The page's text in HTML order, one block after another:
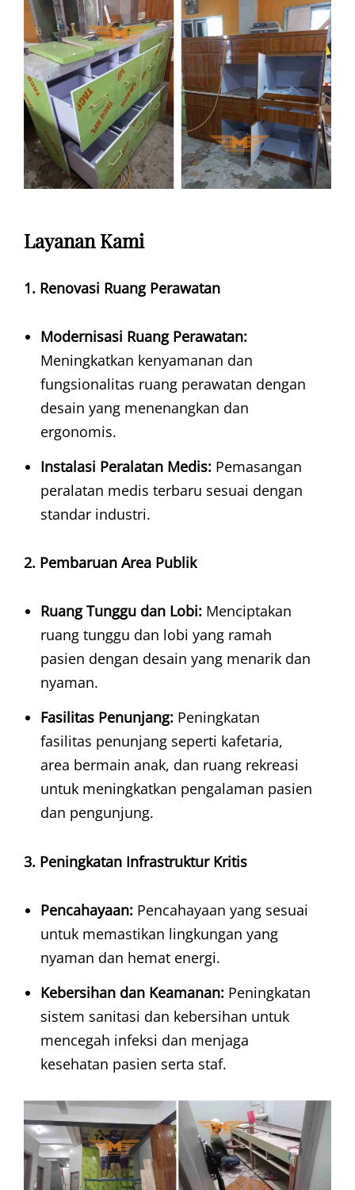
Layanan Kami
1. Renovasi Ruang Perawatan
Modernisasi Ruang Perawatan:
Meningkatkan kenyamanan dan
fungsionalitas ruang perawatan dengan
desain yang menenangkan dan
ergonomis.
Instalasi Peralatan Medis: Pemasangan
peralatan medis terbaru sesuai dengan
standar industri.
2. Pembaruan Area Publik
Ruang Tunggu dan Lobi: Menciptakan
ruang tunggu dan lobi yang ramah
pasien dengan desain yang menarik dan
nyaman.
Fasilitas Penunjang: Peningkatan
fasilitas penunjang seperti kafetaria,
area bermain anak, dan ruang rekreasi
untuk meningkatkan pengalaman pasien
dan pengunjung.
3. Peningkatan Infrastruktur Kritis
Pencahayaan: Pencahayaan yang sesuai
untuk memastikan lingkungan yang
nyaman dan hemat energi.
Kebersihan dan Keamanan: Peningkatan
sistem sanitasi dan kebersihan untuk
mencegah infeksi dan menjaga
kesehatan pasien serta staf.